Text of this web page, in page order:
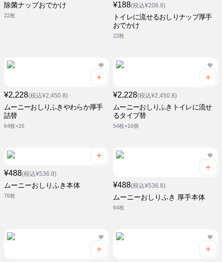
除菌ナップおでかけ
22枚
¥188(税込¥206.8)
トイレに流せるおしりナップ厚手
おでかけ
22枚
¥2,228(税込¥2,450.8)
ムーニーおしりふきやわらか厚手
詰替
64枚×16
¥2,228(税込¥2,450.8)
ムーニーおしりふきトイレに流せ
るタイプ替
54枚×16個
¥488(税込¥536.8)
ムーニーおしりふき本体
76枚
¥488(税込¥536.8)
ムーニーおしりふき 厚手本体
64枚